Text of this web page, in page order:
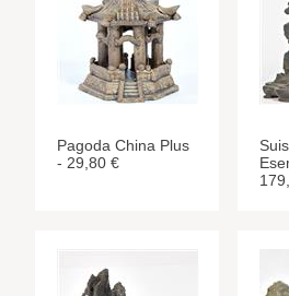
Pagoda China Plus
- 29,80 €